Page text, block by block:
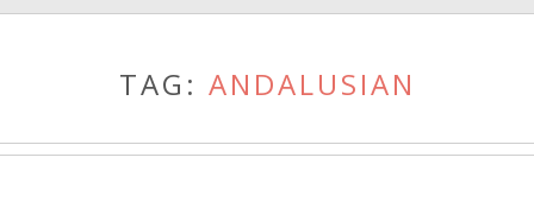
TAG: ANDALUSIAN